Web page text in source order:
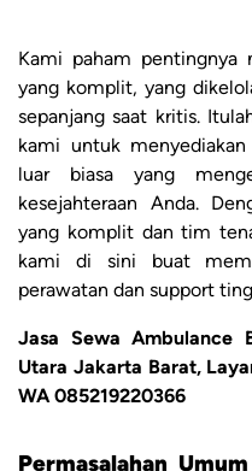
Kami paham pentingnya
yang komplit, yang
sepanjang saat kritis.
kami untuk
luar biasa yang
kesejahteraan Anda.
yang komplit dan tim
kami di sini buat
perawatan dan support
Jasa Sewa Ambulance
Utara Jakarta Barat,
WA 085219220366
Permasalahan